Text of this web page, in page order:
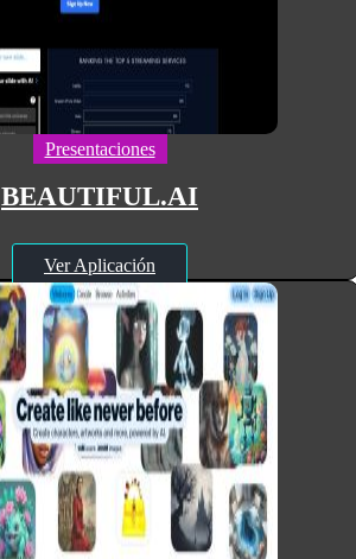
Presentaciones
BEAUTIFUL.AI
Ver Aplicación